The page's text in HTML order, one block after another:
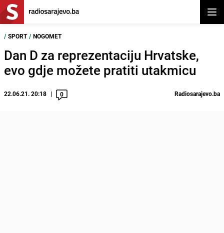
/ SPORT / NOGOMET
Dan D za reprezentaciju Hrvatske,
evo gdje možete pratiti utakmicu
22.06.21. 20:18 0 Radiosarajevo.ba